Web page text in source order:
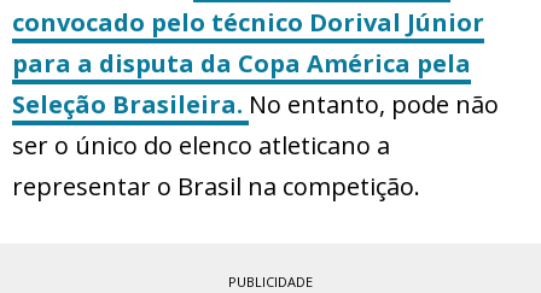
convocado pelo técnico Dorival Júnior
para a disputa da Copa América pela
Seleção Brasileira. No entanto, pode não
ser o único do elenco atleticano a
representar o Brasil na competição.
PUBLICIDADE